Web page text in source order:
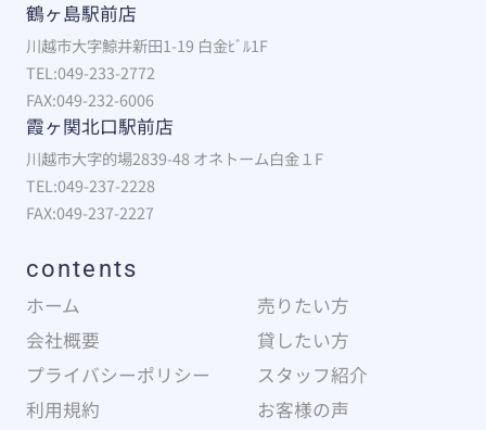
鶴ヶ島駅前店
川越市大字鯨井新田1-19 白金ﾋﾞﾙ1F
TEL:049-233-2772
FAX:049-232-6006
霞ヶ関北口駅前店
川越市大字的場2839-48 オネトーム白金１F
TEL:049-237-2228
FAX:049-237-2227
contents
ホーム
売りたい方
会社概要
貸したい方
プライバシーポリシー
スタッフ紹介
利用規約
お客様の声